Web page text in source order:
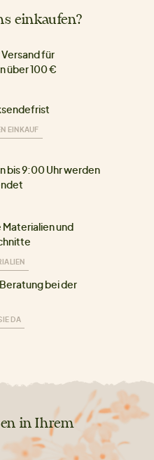
einkaufen?
für
über 100 €
EINKAUF
bis 9:00 Uhr werden
und
bei der
DA
in Ihrem